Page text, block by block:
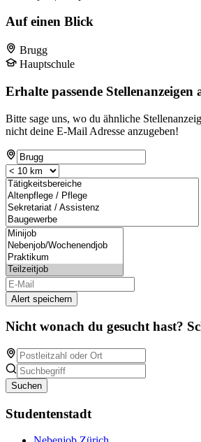
Auf einen Blick
Brugg
Hauptschule
Erhalte passende Stellenanzeigen
Bitte sage uns, wo du ähnliche
nicht deine E-Mail Adresse anzugeben!
Alert speichern
Nicht wonach du gesucht hast?
Suchen
Studentenstadt